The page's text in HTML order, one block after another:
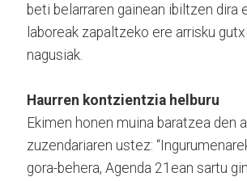
beti belarraren gainean ibiltzen dira
laboreak zapaltzeko ere arrisku
nagusiak.
Haurren kontzientzia helburu
Ekimen honen muina baratzea den
zuzendariaren ustez:
gora-behera, Agenda 21ean sartu